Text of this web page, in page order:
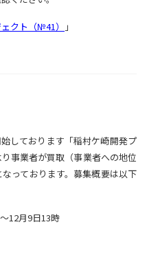
クト（№41） 」
しております「稲村ケ崎開発プ
事業者が買取（事業者への地位
っております。募集概要は以下
12月9日13時